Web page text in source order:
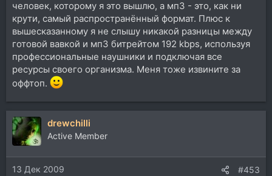
человек, которому я это вышлю, а мп3 - это, как ни
крути, самый распространённый формат. Плюс к
вышесказанному я не слышу никакой разницы между
готовой вавкой и мп3 битрейтом 192 kbps, используя
профессиональные наушники и подключая все
ресурсы своего организма. Меня тоже извините за
оффтоп.
drewchilli
Active Member
13 Дек 2009 #453